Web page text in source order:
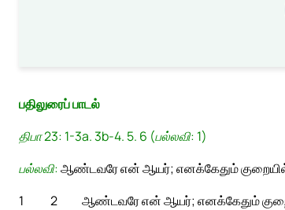
பதிலுரைப் பாடல்
திபா 23: 1-3a. 3b-4. 5. 6 (பல்லவி: 1)
பல்லவி:ஆண்டவரே என் ஆயர்; எனக்கேதும்
1
ஆண்டவரே என் ஆயர்; எனக்கேதும்
2